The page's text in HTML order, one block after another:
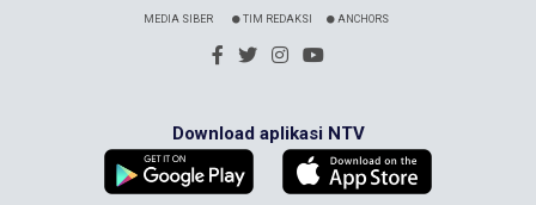
MEDIA SIBER TIM REDAKSI ANCHORS
Download aplikasi NTV